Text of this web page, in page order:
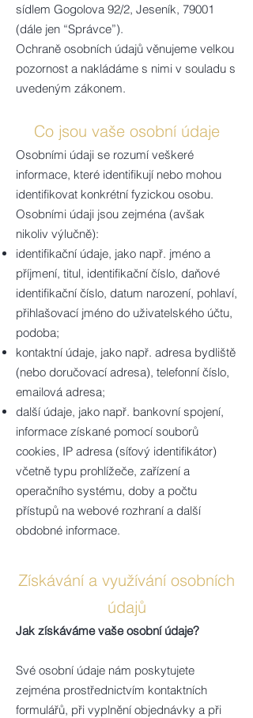
sídlem Gogolova 92/2, Jeseník, 79001
(dále jen “Správce”).
Ochraně osobních údajů věnujeme velkou
pozornost a nakládáme s nimi v souladu s
uvedeným zákonem.
Co jsou vaše osobní údaje
Osobními údaji se rozumí veškeré
informace, které identifikují nebo mohou
identifikovat konkrétní fyzickou osobu.
Osobními údaji jsou zejména (avšak
nikoliv výlučně):
identifikační údaje, jako např. jméno a
příjmení, titul, identifikační číslo, daňové
identifikační číslo, datum narození, pohlaví,
přihlašovací jméno do uživatelského účtu,
podoba;
kontaktní údaje, jako např. adresa bydliště
(nebo doručovací adresa), telefonní číslo,
emailová adresa;
další údaje, jako např. bankovní spojení,
informace získané pomocí souborů
cookies, IP adresa (síťový identifikátor)
včetně typu prohlížeče, zařízení a
operačního systému, doby a počtu
přístupů na webové rozhraní a další
obdobné informace.
Získávání a využívání osobních
údajů
Jak získáváme vaše osobní údaje?
Své osobní údaje nám poskytujete
zejména prostřednictvím kontaktních
formulářů, při vyplnění objednávky a při